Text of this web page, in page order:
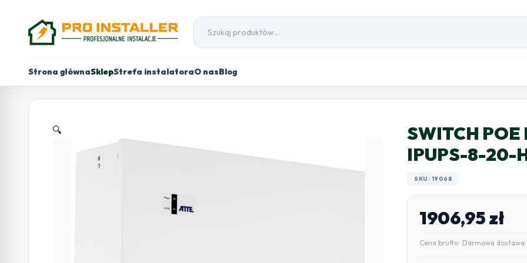
Strona głównaSklepStrefa instalatoraO nasBlog
🔍
SWITCH POE
IPUPS-8-20-
SKU: 19068
1906,95zł
Cena brutto · Darmowa dostawa